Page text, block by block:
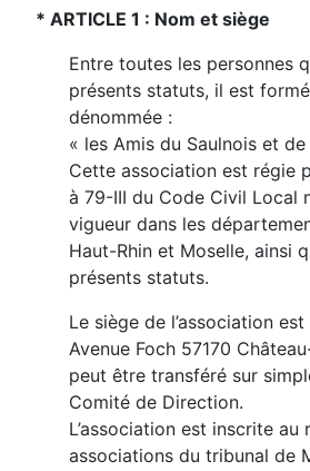
* ARTICLE 1 : Nom et siège
Entre toutes les personnes
présents statuts, il est
dénommée :
« les Amis du Saulnois et
Cette association est régie
à 79-III du Code Civil Local
vigueur dans les
Haut-Rhin et Moselle, ainsi
présents statuts.
Le siège de l’association est
Avenue Foch 57170
peut être transféré sur
Comité de Direction.
L’association est inscrite au
associations du tribunal de